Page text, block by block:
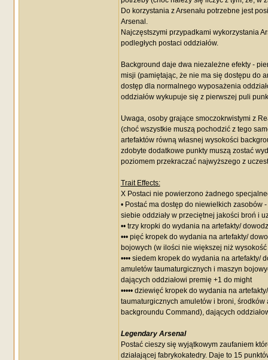
Do korzystania z Arsenału potrzebne jest
Arsenal.
Najczęstszymi przypadkami wykorzystania
podległych postaci oddziałów.
Background daje dwa niezależne efekty -
misji (pamiętając, że nie ma się dostępu do
dostęp dla normalnego wyposażenia
oddziałów wykupuje się z pierwszej puli
Uwaga, osoby grające smoczokrwistymi z
(choć wszystkie muszą pochodzić z tego
artefaktów równą własnej wysokości
zdobyte dodatkowe punkty muszą zostać
poziomem przekraczać najwyższego z
Trait Effects:
X Postaci nie powierzono żadnego
• Postać ma dostęp do niewielkich zasobów
siebie oddziały w przeciętnej jakości broń i
•• trzy kropki do wydania na artefakty/
••• pięć kropek do wydania na artefakty/
bojowych (w ilości nie większej niż
•••• siedem kropek do wydania na
amuletów taumaturgicznych i maszyn
dających oddziałowi premię +1 do might
••••• dziewięć kropek do wydania na
taumaturgicznych amuletów i broni,
backgroundu Command), dających
Legendary Arsenal
Postać cieszy się wyjątkowym zaufaniem
działającej fabrykokatedry. Daje to 15